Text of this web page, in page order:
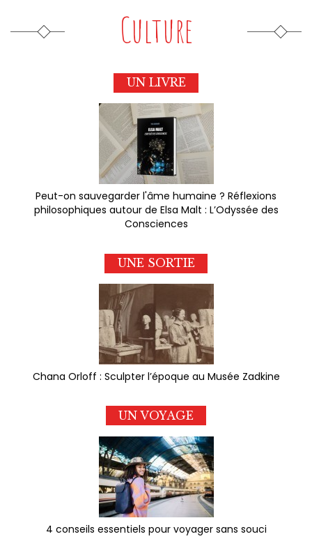
Culture
UN LIVRE
Peut-on sauvegarder l'âme humaine ? Réflexions
philosophiques autour de Elsa Malt : L’Odyssée des
Consciences
UNE SORTIE
Chana Orloff : Sculpter l’époque au Musée Zadkine
UN VOYAGE
4 conseils essentiels pour voyager sans souci